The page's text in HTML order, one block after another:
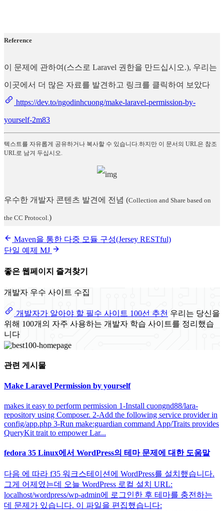
Reference
이 문제에 관하여(스스로 Laravel 권한을 만드십시오.), 우리는
이곳에서 더 많은 자료를 발견하고 링크를 클릭하여 보았다
https://dev.to/ngodinhcuong/make-laravel-permission-by-
yourself-2m83
텍스트를 자유롭게 공유하거나 복사할 수 있습니다.하지만 이 문서의 URL은 참조
URL로 남겨 두십시오.
우수한 개발자 콘텐츠 발견에 전념 (Collection and Share based on
the CC Protocol. )
Maven을 통한 다중 모듈 구성(Jersey RESTful)
단일 예제 MJ
좋은 웹페이지 즐겨찾기
개발자 우수 사이트 수집
개발자가 알아야 할 필수 사이트 100선 추천 우리는 당신을
위해 100개의 자주 사용하는 개발자 학습 사이트를 정리했습
니다
관련 게시물
Make Laravel Permission by yourself
makes it easy to perform permission 1-Install cuongnd88/lara-
repository using Composer. 2-Add the following service provider in
config/app.php 3-Run make:guardian command App/Traits provides
QueryKit trait to empower Lar...
fedora 35 Linux에서 WordPress의 테마 문제에 대한 도움말
다음 에 따라 f35 워크스테이션에 WordPress를 설치했습니다.
그게 어제였는데 오늘 WordPress 로컬 설치 URL:
localhost/wordpress/wp-admin에 로그인한 후 테마를 충전하는
데 문제가 있습니다. 이 파일을 편집했습니다: